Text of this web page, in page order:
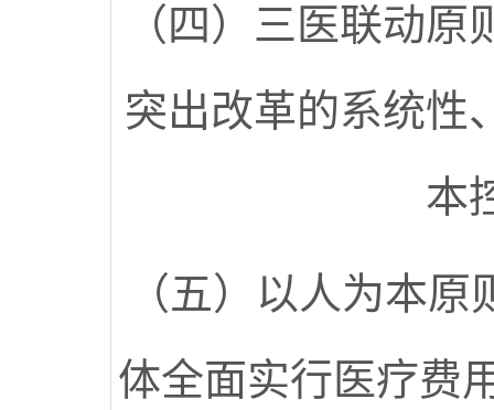
（四）三医联动
突出改革的系统性
本
（五）以人为本
体全面实行医疗费